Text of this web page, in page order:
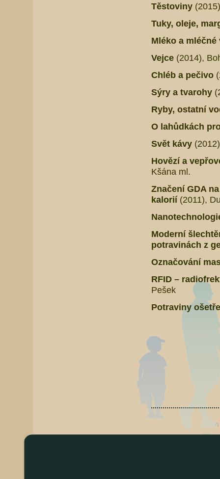
Těstoviny
Tuky, oleje,
Mléko a
Vejce (2014),
Chléb a pečivo
Sýry a tvarohy
Ryby, ostatní
O lahůdkách
Svět kávy
Hovězí a
Kšána ml.
Značení GDA
kalorií(2011),
Moderní
potravinách z
Označování
RFID –
Pešek
Potraviny